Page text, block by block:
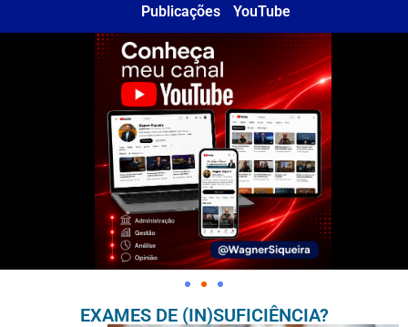
Publicações
YouTube
EXAMES DE (IN)SUFICIÊNCIA?